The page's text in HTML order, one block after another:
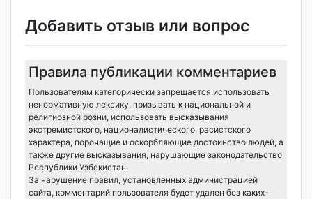
Добавить отзыв или вопрос
Правила публикации комментариев
Пользователям категорически запрещается использовать
ненормативную лексику, призывать к национальной и
религиозной розни, использовать высказывания
экстремистского, националистического, расистского
характера, порочащие и оскорбляющие достоинство людей, а
также другие высказывания, нарушающие законодательство
Республики Узбекистан.
За нарушение правил, установленных администрацией
сайта, комментарий пользователя будет удален без каких-